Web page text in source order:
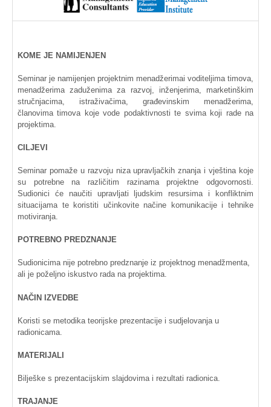
KOME JE NAMIJENJEN
Seminar je namijenjen projektnim menadžerimai voditeljima timova
menadžerima zaduženima za razvoj inženjerima, marketinškim
stručnjacima
istraživačima građevinskim menadžerima
članovima timova koje vode podaktivnosti te svima koji rade na
projektima
CILJEVI
Seminar pomažeu razvoju niza upravljačkih znanjaivještina koje
su
potrebne na različitim razinama projektne odgovornosti.
Sudionici će naučiti upravljati ljudskim resursimai
konfliktnim
situacijama te koristiti učinkovite načine komunikacijeitehnike
motiviranja.
POTREBNO PREDZNANJE
Sudionicima nije potrebno predznanje iz projektnog menadžmenta,
ali je poželjno iskustvo rada na projektima.
NAČIN IZVEDBE
Koristi se metodika teorijske prezentacije i sudjelovanja u
radionicama
MATERIJALI
Bilješke s prezentacijskim slajdovimai rezultati radionica.
TRAJANJE